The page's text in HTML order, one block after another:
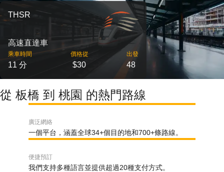
THSR
高速直達車
乘車時間
11 分
價格從
$30
出發
48
從 板橋 到 桃園 的熱門路線
廣泛網絡
一個平台，涵蓋全球34+個目的地和700+條路線。
便捷預訂
我們支持多種語言並提供超過20種支付方式。